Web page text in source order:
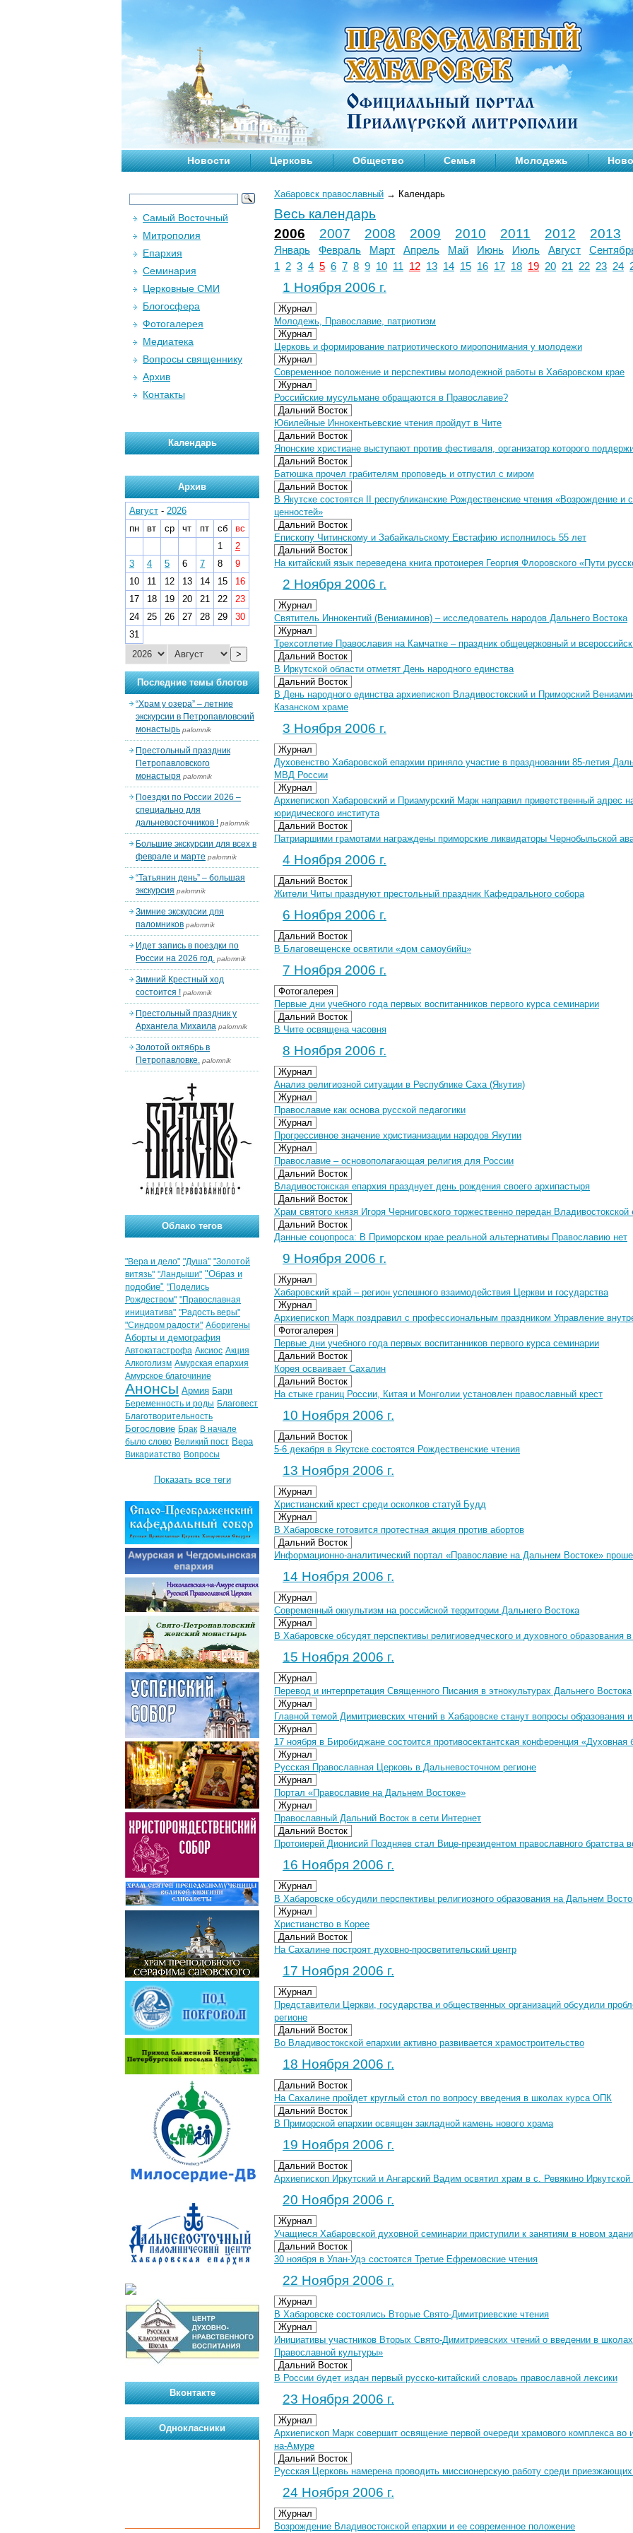
Новости Церковь Общество Семья Молодежь
Хабаровск православный → Календарь
Весь календарь
2006
2007 2008 2009 2010 2011 2012 2013
Январь Февраль Март Апрель Май Июнь Июль Август
1
2 3 4 5 6 7 8 9 10 11 12 13 14 15 16 17 18 19 20 21 22 23 24
1 Ноября 2006 г.
Журнал
Молодежь, Православие, патриотизм
Журнал
Церковь и формирование патриотического миропонимания у молодежи
Журнал
Современное положение и перспективы молодежной работы в Хабаровском крае
Журнал
Российские мусульмане обращаются в Православие?
Дальний Восток
Юбилейные Иннокентьевские чтения пройдут в Чите
Дальний Восток
Японские христиане выступают против фестиваля, организатор которого
Дальний Восток
Батюшка прочел грабителям проповедь и отпустил с миром
Дальний Восток
В Якутске состоятся II республиканские Рождественские чтения «Возрождение и
ценностей»
Дальний Восток
Епископу Читинскому и Забайкальскому Евстафию исполнилось 55 лет
Дальний Восток
На китайский язык переведена книга протоиерея Георгия Флоровского «Пути
2 Ноября 2006 г.
Журнал
Святитель Иннокентий (Вениаминов) – исследователь народов Дальнего Востока
Журнал
Трехсотлетие Православия на Камчатке – праздник общецерковный и
Дальний Восток
В Иркутской области отметят День народного единства
Дальний Восток
В День народного единства архиепископ Владивостокский и Приморский
Казанском храме
3 Ноября 2006 г.
Журнал
Духовенство Хабаровской епархии приняло участие в праздновании 85-летия
МВД России
Журнал
Архиепископ Хабаровский и Приамурский Марк направил приветственный адрес
юридического института
Дальний Восток
Патриаршими грамотами награждены приморские ликвидаторы Чернобыльской
4 Ноября 2006 г.
Дальний Восток
Жители Читы празднуют престольный праздник Кафедрального собора
6 Ноября 2006 г.
Дальний Восток
В Благовещенске освятили «дом самоубийц»
7 Ноября 2006 г.
Фотогалерея
Первые дни учебного года первых воспитанников первого курса семинарии
Дальний Восток
В Чите освящена часовня
8 Ноября 2006 г.
Журнал
Анализ религиозной ситуации в Республике Саха (Якутия)
Журнал
Православие как основа русской педагогики
Журнал
Прогрессивное значение христианизации народов Якутии
Журнал
Православие – основополагающая религия для России
Дальний Восток
Владивостокская епархия празднует день рождения своего архипастыря
Дальний Восток
Храм святого князя Игоря Черниговского торжественно передан Владивостокской
Дальний Восток
Данные соцопроса: В Приморском крае реальной альтернативы Православию нет
9 Ноября 2006 г.
Журнал
Хабаровский край – регион успешного взаимодействия Церкви и государства
Журнал
Архиепископ Марк поздравил с профессиональным праздником Управление
Фотогалерея
Первые дни учебного года первых воспитанников первого курса семинарии
Дальний Восток
Корея осваивает Сахалин
Дальний Восток
На стыке границ России, Китая и Монголии установлен православный крест
10 Ноября 2006 г.
Дальний Восток
5-6 декабря в Якутске состоятся Рождественские чтения
13 Ноября 2006 г.
Журнал
Христианский крест среди осколков статуй Будд
Журнал
В Хабаровске готовится протестная акция против абортов
Дальний Восток
Информационно-аналитический портал «Православие на Дальнем Востоке»
14 Ноября 2006 г.
Журнал
Современный оккультизм на российской территории Дальнего Востока
Журнал
В Хабаровске обсудят перспективы религиоведческого и духовного образования
15 Ноября 2006 г.
Журнал
Перевод и интерпретация Священного Писания в этнокультурах Дальнего Востока
Журнал
Главной темой Димитриевских чтений в Хабаровске станут вопросы образования
Журнал
17 ноября в Биробиджане состоится противосектантская конференция «Духовная
Журнал
Русская Православная Церковь в Дальневосточном регионе
Журнал
Портал «Православие на Дальнем Востоке»
Журнал
Православный Дальний Восток в сети Интернет
Дальний Восток
Протоиерей Дионисий Поздняев стал Вице-президентом православного братства
16 Ноября 2006 г.
Журнал
В Хабаровске обсудили перспективы религиозного образования на Дальнем
Журнал
Христианство в Корее
Дальний Восток
На Сахалине построят духовно-просветительский центр
17 Ноября 2006 г.
Журнал
Представители Церкви, государства и общественных организаций обсудили
регионе
Дальний Восток
Во Владивостокской епархии активно развивается храмостроительство
18 Ноября 2006 г.
Дальний Восток
На Сахалине пройдет круглый стол по вопросу введения в школах курса ОПК
Дальний Восток
В Приморской епархии освящен закладной камень нового храма
19 Ноября 2006 г.
Дальний Восток
Архиепископ Иркутский и Ангарский Вадим освятил храм в с. Ревякино Иркутской
20 Ноября 2006 г.
Журнал
Учащиеся Хабаровской духовной семинарии приступили к занятиям в новом
Дальний Восток
30 ноября в Улан-Удэ состоятся Третие Ефремовские чтения
22 Ноября 2006 г.
Журнал
В Хабаровске состоялись Вторые Свято-Димитриевские чтения
Журнал
Инициативы участников Вторых Свято-Димитриевских чтений о введении в
Православной культуры»
Дальний Восток
В России будет издан первый русско-китайский словарь православной лексики
23 Ноября 2006 г.
Журнал
Архиепископ Марк совершит освящение первой очереди храмового комплекса
на-Амуре
Дальний Восток
Русская Церковь намерена проводить миссионерскую работу среди
24 Ноября 2006 г.
Журнал
Возрождение Владивостокской епархии и ее современное положение
Самый Восточный
Митрополия
Епархия
Семинария
Церковные СМИ
Блогосфера
Фотогалерея
Медиатека
Вопросы священнику
Архив
Контакты
Календарь
Архив
Август - 2026
пн
вт ср чт пт сб
вс
1
2
3
4 5 6 7 8
9
10
11 12 13 14 15
16
17
18 19 20 21 22
23
24
25 26 27 28 29
30
31
>
Последние темы блогов
“Храм у озера” – летние
экскурсии в Петропавловский
монастырь palomnik
Престольный праздник
Петропавловского
монастыря palomnik
Поездки по России 2026 –
специально для
дальневосточников ! palomnik
Большие экскурсии для всех в
феврале и марте palomnik
“Татьянин день” – большая
экскурсия palomnik
Зимние экскурсии для
паломников palomnik
Идет запись в поездки по
России на 2026 год. palomnik
Зимний Крестный ход
состоится ! palomnik
Престольный праздник у
Архангела Михаила palomnik
Золотой октябрь в
Петропавловке. palomnik
Облако тегов
"Вера и дело" "Душа" "Золотой
витязь" "Ландыши" "Образ и
подобие" "Поделись
Рождеством" "Православная
инициатива" "Радость веры"
"Синдром радости" Аборигены
Аборты и демография
Автокатастрофа Аксиос Акция
Алкоголизм Амурская епархия
Амурское благочиние
Анонсы Армия Бари
Беременность и роды Благовест
Благотворительность
Богословие Брак В начале
было слово Великий пост Вера
Викариатство Вопросы
Показать все теги
Вконтакте
Однокласники